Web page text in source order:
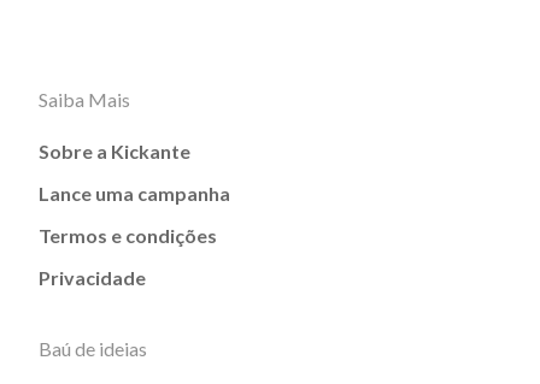
Saiba Mais
Sobre a Kickante
Lance uma campanha
Termos e condições
Privacidade
Baú de ideias